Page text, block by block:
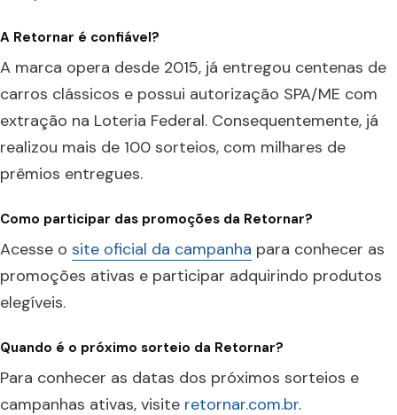
A Retornar é confiável?
A marca opera desde 2015, já entregou centenas de
carros clássicos e possui autorização SPA/ME com
extração na Loteria Federal. Consequentemente, já
realizou mais de 100 sorteios, com milhares de
prêmios entregues.
Como participar das promoções da Retornar?
Acesse o site oficial da campanha para conhecer as
promoções ativas e participar adquirindo produtos
elegíveis.
Quando é o próximo sorteio da Retornar?
Para conhecer as datas dos próximos sorteios e
campanhas ativas, visite retornar.com.br.